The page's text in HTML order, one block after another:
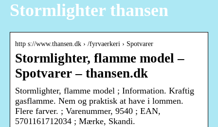
Stormlighter thansen
http s://www.thansen.dk › /fyrvaerkeri › Spotvarer
Stormlighter, flamme model –
Spotvarer – thansen.dk
Stormlighter, flamme model ; Information. Kraftig
gasflamme. Nem og praktisk at have i lommen.
Flere farver. ; Varenummer, 9540 ; EAN,
5701161712034 ; Mærke, Skandi.